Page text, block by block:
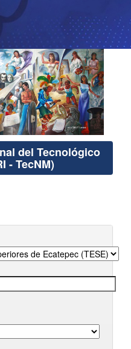
del Tecnológico
- TecNM)